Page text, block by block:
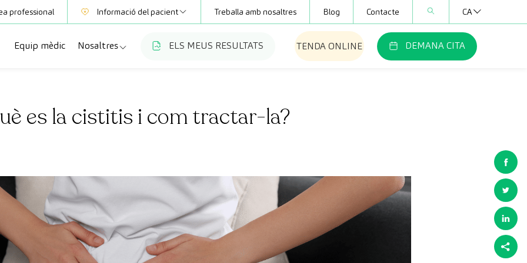
professional Informació del pacient
Mútues
Treballa amb nosaltres Blog Contacte CA
diagnòstiques
Equip mèdic Nosaltres
Treballa amb nosaltres
Preguntes freqüents
ELS MEUS RESULTATS TENDA ONLINE DEMANA CITA
es la cistitis i com tractar-la?